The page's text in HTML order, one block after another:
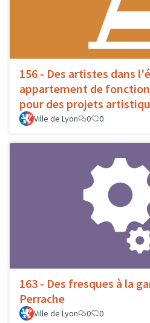
156 - Des artistes dans
appartement de
pour des projets
Ville de Lyon 0 0
163 - Des fresques à la
Perrache
Ville de Lyon
0 0